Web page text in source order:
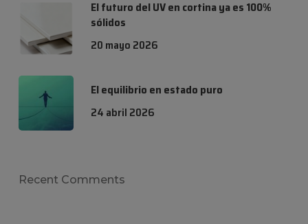
El futuro del UV en cortina ya es 100%
sólidos
20 mayo 2026
El equilibrio en estado puro
24 abril 2026
Recent Comments